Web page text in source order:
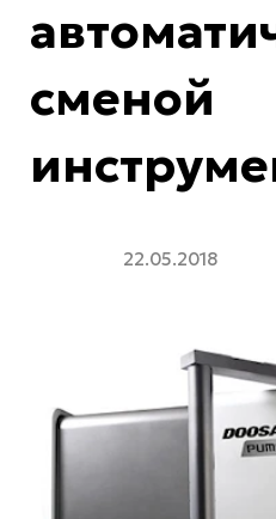
сменой
22.05.2018